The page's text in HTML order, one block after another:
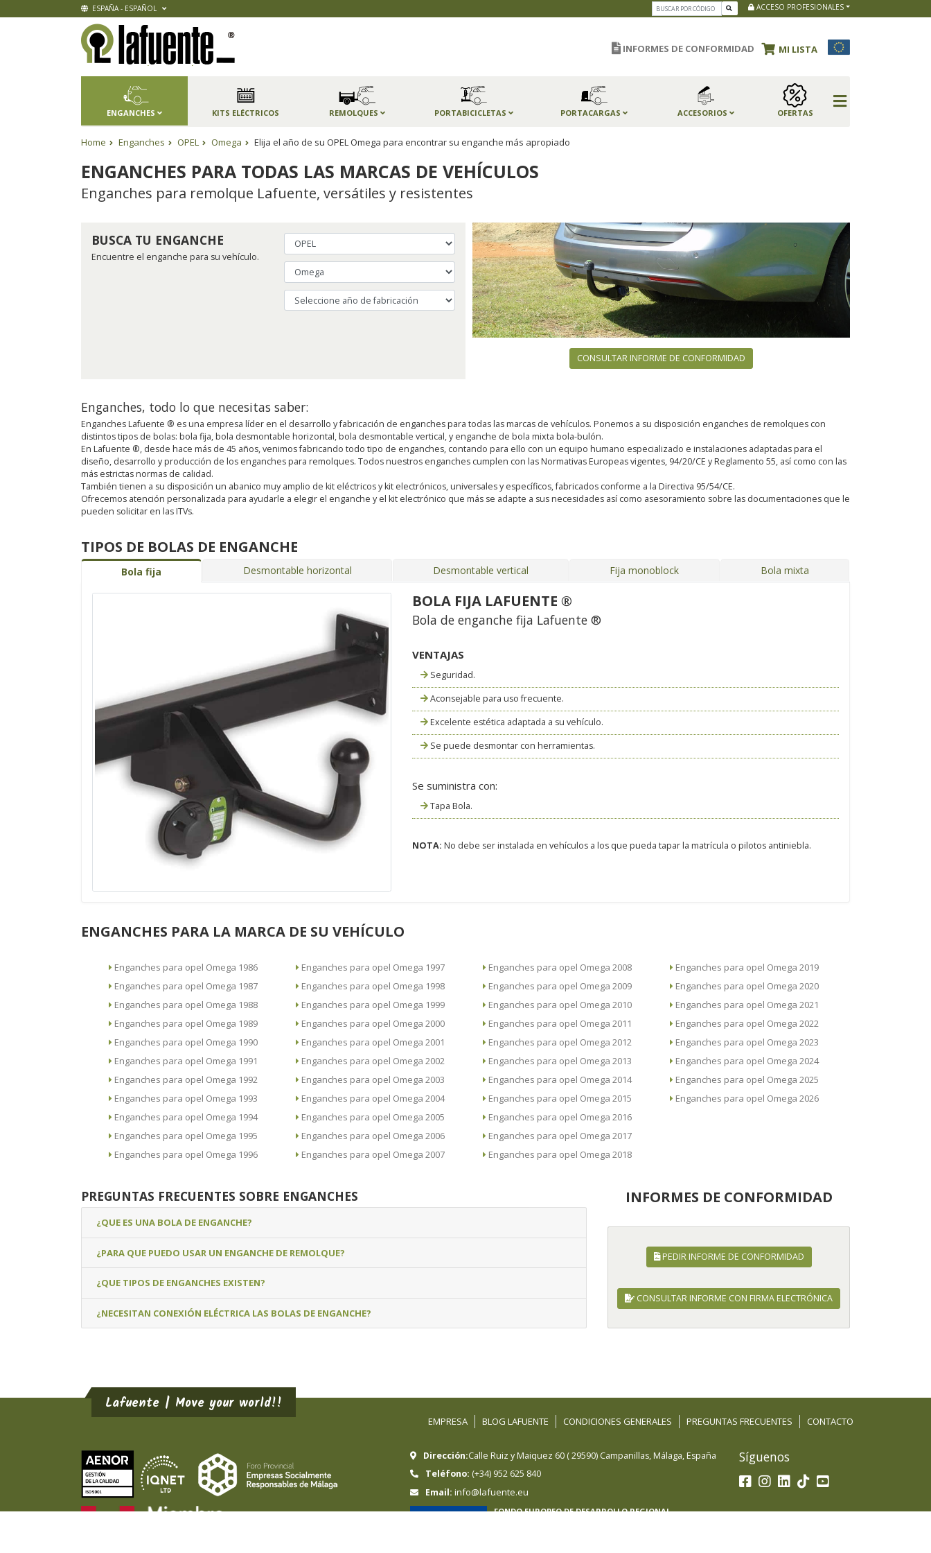
ESPAÑA - ESPAÑOL ACCESO PROFESIONALES
INFORMES DE CONFORMIDAD MI LISTA
ENGANCHES KITS ELÉCTRICOS REMOLQUES PORTABICICLETAS PORTACARGAS ACCESORIOS OFERTAS
Home Enganches OPEL Omega Elija el año de su OPEL Omega para encontrar su enganche más apropiado
ENGANCHES PARA TODAS LAS MARCAS DE VEHÍCULOS
Enganches para remolque Lafuente, versátiles y resistentes
BUSCA TU ENGANCHE
Encuentre el enganche para su vehículo.
CONSULTAR INFORME DE CONFORMIDAD
Enganches, todo lo que necesitas saber:
Enganches Lafuente ® es una empresa líder en el desarrollo y fabricación de enganches para todas las marcas de vehículos. Ponemos a su disposición enganches de remolques con
distintos tipos de bolas: bola fija, bola desmontable horizontal, bola desmontable vertical, y enganche de bola mixta bola-bulón.
En Lafuente ®, desde hace más de 45 años, venimos fabricando todo tipo de enganches, contando para ello con un equipo humano especializado e instalaciones adaptadas para el
diseño, desarrollo y producción de los enganches para remolques. Todos nuestros enganches cumplen con las Normativas Europeas vigentes, 94/20/CE y Reglamento 55, así como con las
más estrictas normas de calidad.
También tienen a su disposición un abanico muy amplio de kit eléctricos y kit electrónicos, universales y específicos, fabricados conforme a la Directiva 95/54/CE.
Ofrecemos atención personalizada para ayudarle a elegir el enganche y el kit electrónico que más se adapte a sus necesidades así como asesoramiento sobre las documentaciones que le
pueden solicitar en las ITVs.
TIPOS DE BOLAS DE ENGANCHE
Bola fija Desmontable horizontal Desmontable vertical Fija monoblock Bola mixta
BOLA FIJA LAFUENTE ®
Bola de enganche fija Lafuente ®
VENTAJAS
Seguridad.
Aconsejable para uso frecuente.
Excelente estética adaptada a su vehículo.
Se puede desmontar con herramientas.
Se suministra con:
Tapa Bola.
NOTA: No debe ser instalada en vehículos a los que pueda tapar la matrícula o pilotos antiniebla.
ENGANCHES PARA LA MARCA DE SU VEHÍCULO
Enganches para opel Omega 1986
Enganches para opel Omega 1987
Enganches para opel Omega 1988
Enganches para opel Omega 1989
Enganches para opel Omega 1990
Enganches para opel Omega 1991
Enganches para opel Omega 1992
Enganches para opel Omega 1993
Enganches para opel Omega 1994
Enganches para opel Omega 1995
Enganches para opel Omega 1996
Enganches para opel Omega 1997
Enganches para opel Omega 1998
Enganches para opel Omega 1999
Enganches para opel Omega 2000
Enganches para opel Omega 2001
Enganches para opel Omega 2002
Enganches para opel Omega 2003
Enganches para opel Omega 2004
Enganches para opel Omega 2005
Enganches para opel Omega 2006
Enganches para opel Omega 2007
Enganches para opel Omega 2008
Enganches para opel Omega 2009
Enganches para opel Omega 2010
Enganches para opel Omega 2011
Enganches para opel Omega 2012
Enganches para opel Omega 2013
Enganches para opel Omega 2014
Enganches para opel Omega 2015
Enganches para opel Omega 2016
Enganches para opel Omega 2017
Enganches para opel Omega 2018
Enganches para opel Omega 2019
Enganches para opel Omega 2020
Enganches para opel Omega 2021
Enganches para opel Omega 2022
Enganches para opel Omega 2023
Enganches para opel Omega 2024
Enganches para opel Omega 2025
Enganches para opel Omega 2026
PREGUNTAS FRECUENTES SOBRE ENGANCHES
¿QUE ES UNA BOLA DE ENGANCHE?
¿PARA QUE PUEDO USAR UN ENGANCHE DE REMOLQUE?
¿QUE TIPOS DE ENGANCHES EXISTEN?
¿NECESITAN CONEXIÓN ELÉCTRICA LAS BOLAS DE ENGANCHE?
INFORMES DE CONFORMIDAD
PEDIR INFORME DE CONFORMIDAD
CONSULTAR INFORME CON FIRMA ELECTRÓNICA
Lafuente | Move your world!!
EMPRESA BLOG LAFUENTE CONDICIONES GENERALES PREGUNTAS FRECUENTES CONTACTO
Dirección:Calle Ruiz y Maiquez 60 (29590) Campanillas, Málaga, España
Teléfono: (+34) 952 625 840
Email: info@lafuente.eu
Síguenos
FONDO EUROPEO DE DESARROLLO REGIONAL